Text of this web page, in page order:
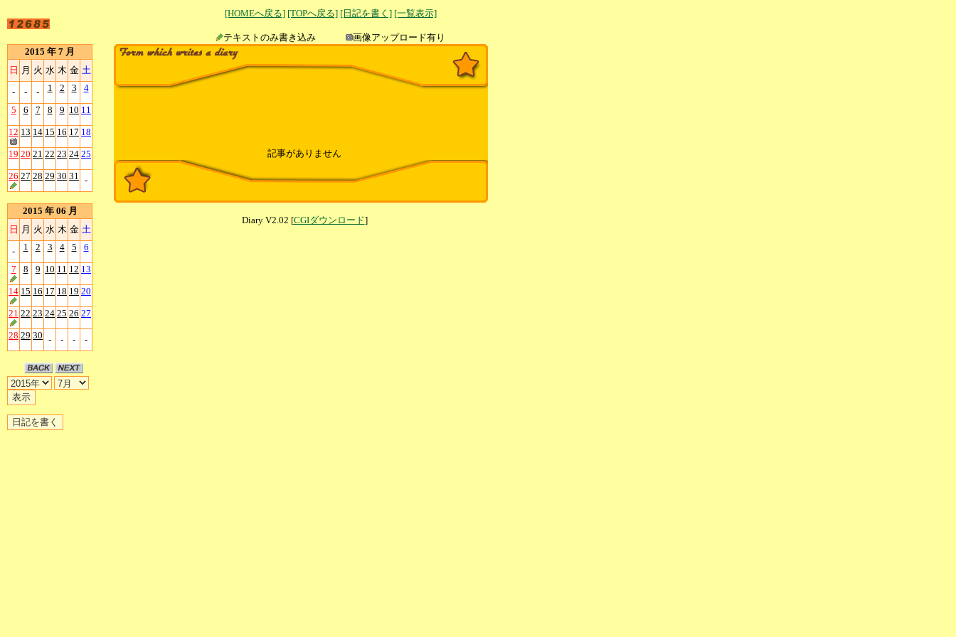
[HOMEへ戻る] [TOPへ戻る] [日記を書く] [一覧表示]
テキストのみ書き込み
画像アップロード有り
2015 年 7 月
日 月 火 水 木 金 土
- - - 1 2 3 4
5 6 7 8 9 10 11
12 13 14 15 16 17 18
19 20 21 22 23 24 25
26 27 28 29 30 31 -
2015 年 06 月
日 月 火 水 木 金 土
- 1 2 3 4 5 6
7 8 9 10 11 12 13
14 15 16 17 18 19 20
21 22 23 24 25 26 27
28 29 30 - - - -
記事がありません
Diary V2.02 [CGIダウンロード]